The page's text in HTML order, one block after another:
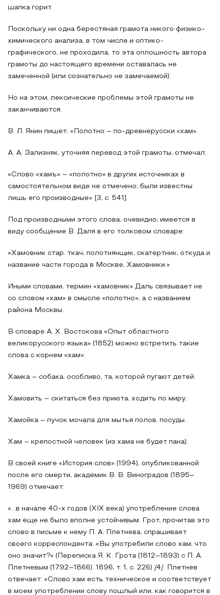
шапка горит.
Поскольку ни одна берестяная грамота никого физико-
химического анализа, в том числе и оптико-
графического, не проходила, то эта оплошность автора
грамоты до настоящего времени оставалась не
замеченной (или сознательно не замечаемой).
Но на этом, лексические проблемы этой грамоты не
заканчиваются.
В. Л. Янин пишет: «Полотно – по-древнерусски «хам».
А. А. Зализняк, уточняя перевод этой грамоты, отмечал:
«Слово «хамъ» – «полотно» в других источниках в
самостоятельном виде не отмечено; были известны
лишь его производные» [3, с. 541].
Под производными этого слова, очевидно, имеется в
виду сообщение В. Даля в его толковом словаре:
«Хамовник стар. ткач, полотнянщик, скатертник, откуда и
название части города в Москве, Хамовники.»
Иными словами, термин «хамовник» Даль связывает не
со словом «хам» в смысле «полотно», а с названием
района Москвы.
В словаре А. Х. Востокова «Опыт областного
великорусского языка» (1852) можно встретить такие
слова с корнем «хам»:
Хамка – собака, особливо, та, которой пугают детей.
Хамовить – скитаться без приюта, ходить по миру.
Хамойка – пучок мочала для мытья полов, посуды.
Хам – крепостной человек (из хама не будет пана).
В своей книге «История слов» (1994), опубликованной
после его смерти, академик В. В. Виноградов (1895–
1969) отмечает:
«...в начале 40-х годов (XIX века) употребление слова
хам еще не было вполне устойчивым. Грот, прочитав это
слово в письме к нему П. А. Плетнева, спрашивает
своего корреспондента: «Вы употребили слово хам; что
оно значит?» (Переписка Я. К. Грота (1812–1893) с П. А.
Плетневым (1792–1866). 1896, т. 1, с. 226) /4/. Плетнев
отвечает: «Слово хам есть техническое и соответствует
в моем употреблении слову пошлый или, как говорится в